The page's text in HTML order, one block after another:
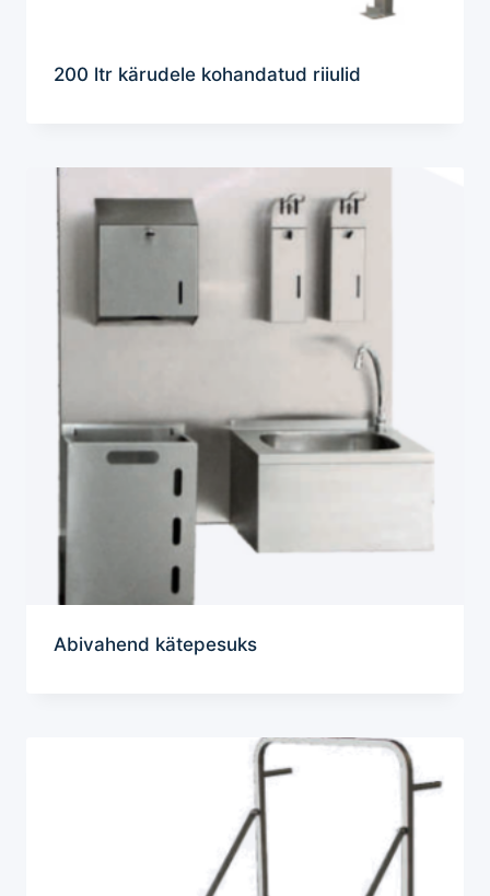
200 ltr kärudele kohandatud riiulid
Abivahend kätepesuks